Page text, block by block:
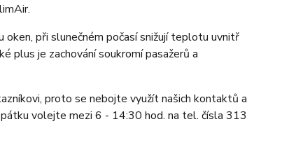
při slunečném počasí snižují teplotu uvnitř
plus je zachování soukromí pasažerů a
proto se nebojte využít našich kontaktů a
volejte mezi 6 - 14:30 hod. na tel. čísla 313